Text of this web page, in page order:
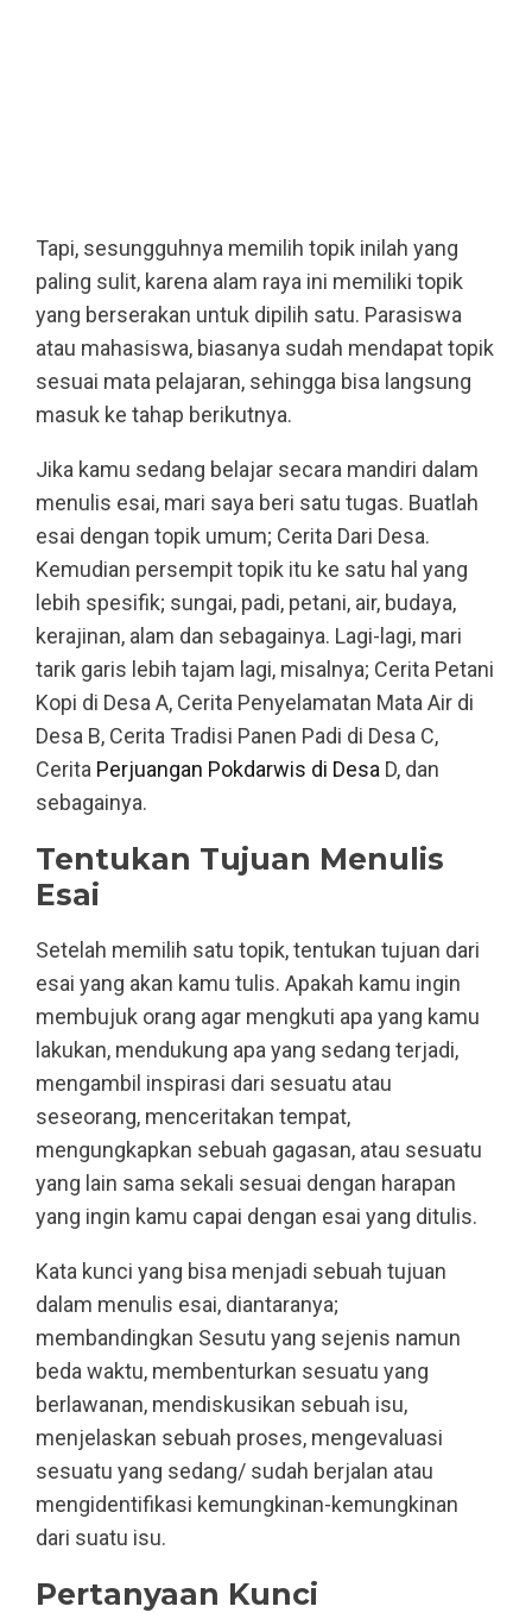
Tapi, sesungguhnya memilih topik inilah yang
paling sulit, karena alam raya ini memiliki topik
yang berserakan untuk dipilih satu. Parasiswa
atau mahasiswa, biasanya sudah mendapat topik
sesuai mata pelajaran, sehingga bisa langsung
masuk ke tahap berikutnya.
Jika kamu sedang belajar secara mandiri dalam
menulis esai, mari saya beri satu tugas. Buatlah
esai dengan topik umum; Cerita Dari Desa.
Kemudian persempit topik itu ke satu hal yang
lebih spesifik; sungai, padi, petani, air, budaya,
kerajinan, alam dan sebagainya. Lagi-lagi, mari
tarik garis lebih tajam lagi, misalnya; Cerita Petani
Kopi di Desa A, Cerita Penyelamatan Mata Air di
Desa B, Cerita Tradisi Panen Padi di Desa C,
Cerita Perjuangan Pokdarwis di Desa D, dan
sebagainya.
Tentukan Tujuan Menulis
Esai
Setelah memilih satu topik, tentukan tujuan dari
esai yang akan kamu tulis. Apakah kamu ingin
membujuk orang agar mengkuti apa yang kamu
lakukan, mendukung apa yang sedang terjadi,
mengambil inspirasi dari sesuatu atau
seseorang, menceritakan tempat,
mengungkapkan sebuah gagasan, atau sesuatu
yang lain sama sekali sesuai dengan harapan
yang ingin kamu capai dengan esai yang ditulis.
Kata kunci yang bisa menjadi sebuah tujuan
dalam menulis esai, diantaranya;
membandingkan Sesutu yang sejenis namun
beda waktu, membenturkan sesuatu yang
berlawanan, mendiskusikan sebuah isu,
menjelaskan sebuah proses, mengevaluasi
sesuatu yang sedang/ sudah berjalan atau
mengidentifikasi kemungkinan-kemungkinan
dari suatu isu.
Pertanyaan Kunci